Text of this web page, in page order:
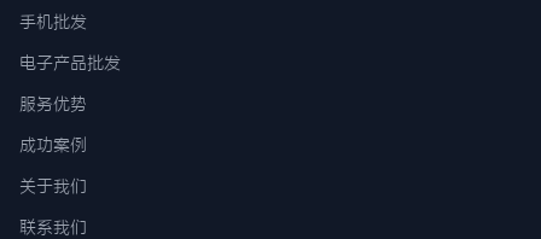
手机批发
电子产品批发
服务优势
成功案例
关于我们
联系我们